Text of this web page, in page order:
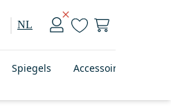
NL
Spiegels Accessoires